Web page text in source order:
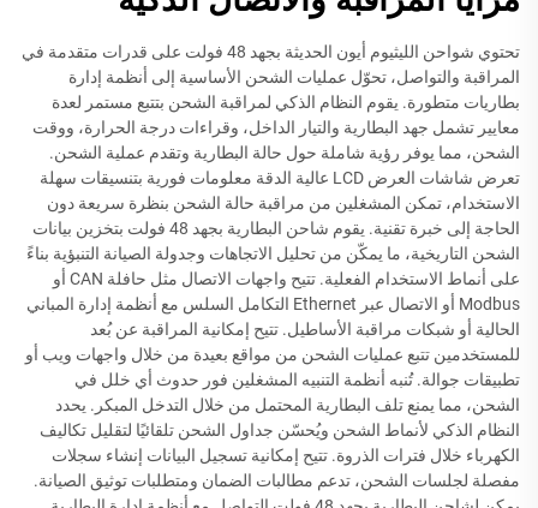
تحتوي شواحن الليثيوم أيون الحديثة بجهد 48 فولت على قدرات متقدمة في
المراقبة والتواصل، تحوّل عمليات الشحن الأساسية إلى أنظمة إدارة
بطاريات متطورة. يقوم النظام الذكي لمراقبة الشحن بتتبع مستمر لعدة
معايير تشمل جهد البطارية والتيار الداخل، وقراءات درجة الحرارة، ووقت
الشحن، مما يوفر رؤية شاملة حول حالة البطارية وتقدم عملية الشحن.
تعرض شاشات العرض LCD عالية الدقة معلومات فورية بتنسيقات سهلة
الاستخدام، تمكن المشغلين من مراقبة حالة الشحن بنظرة سريعة دون
الحاجة إلى خبرة تقنية. يقوم شاحن البطارية بجهد 48 فولت بتخزين بيانات
الشحن التاريخية، ما يمكّن من تحليل الاتجاهات وجدولة الصيانة التنبؤية بناءً
على أنماط الاستخدام الفعلية. تتيح واجهات الاتصال مثل حافلة CAN أو
Modbus أو الاتصال عبر Ethernet التكامل السلس مع أنظمة إدارة المباني
الحالية أو شبكات مراقبة الأساطيل. تتيح إمكانية المراقبة عن بُعد
للمستخدمين تتبع عمليات الشحن من مواقع بعيدة من خلال واجهات ويب أو
تطبيقات جوالة. تُنبه أنظمة التنبيه المشغلين فور حدوث أي خلل في
الشحن، مما يمنع تلف البطارية المحتمل من خلال التدخل المبكر. يحدد
النظام الذكي لأنماط الشحن ويُحسّن جداول الشحن تلقائيًا لتقليل تكاليف
الكهرباء خلال فترات الذروة. تتيح إمكانية تسجيل البيانات إنشاء سجلات
مفصلة لجلسات الشحن، تدعم مطالبات الضمان ومتطلبات توثيق الصيانة.